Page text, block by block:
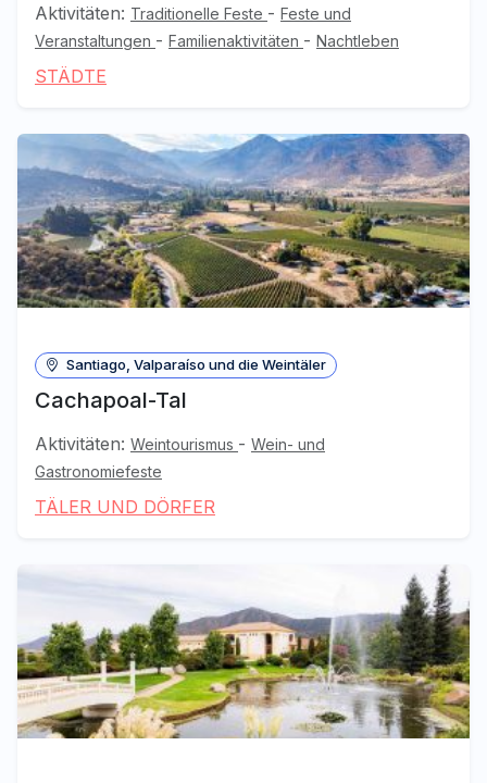
Aktivitäten: Traditionelle Feste - Feste und
Veranstaltungen - Familienaktivitäten - Nachtleben
STÄDTE
Santiago, Valparaíso und die Weintäler
Cachapoal-Tal
Aktivitäten: Weintourismus - Wein- und
Gastronomiefeste
TÄLER UND DÖRFER